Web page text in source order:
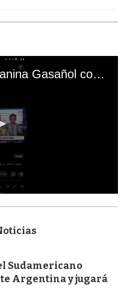
El mal momento de Yanina Gasañol con un hincha argentino en "Subrayado"
Sudamericano
Argentina y jugará